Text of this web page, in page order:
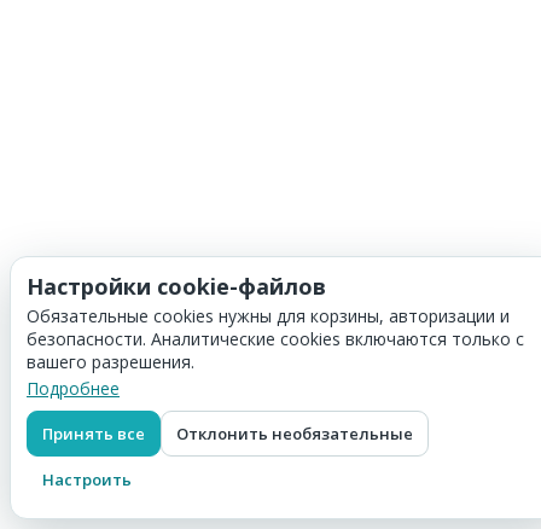
Настройки cookie-файлов
Обязательные cookies нужны для корзины, авторизации и
безопасности. Аналитические cookies включаются только с
вашего разрешения.
Подробнее
Принять все Отклонить необязательные
Настроить